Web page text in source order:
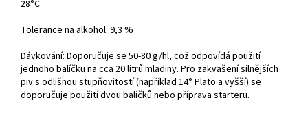
28°C
Tolerance na alkohol: 9,3 %
Dávkování: Doporučuje se 50-80 g/hl, což odpovídá použití
jednoho balíčku na cca 20 litrů mladiny. Pro zakvašení silnějších
piv s odlišnou stupňovitostí (například 14° Plato a vyšší) se
doporučuje použití dvou balíčků nebo příprava starteru.